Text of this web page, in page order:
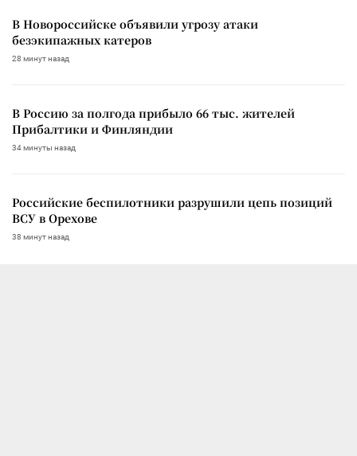
В Новороссийске объявили угрозу атаки
безэкипажных катеров
28 минут назад
В Россию за полгода прибыло 66 тыс. жителей
Прибалтики и Финляндии
34 минуты назад
Российские беспилотники разрушили цепь позиций
ВСУ в Орехове
38 минут назад